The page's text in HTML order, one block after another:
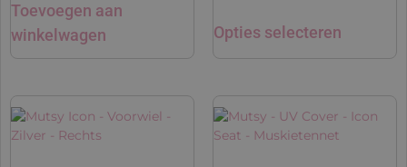
Toevoegen aan
winkelwagen
Opties selecteren